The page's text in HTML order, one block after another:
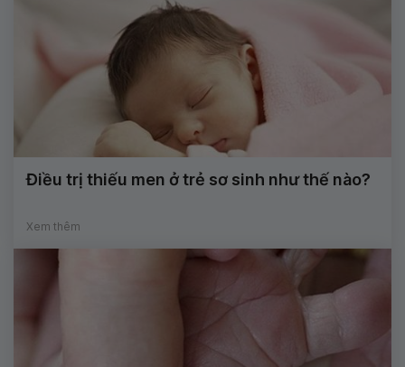
Điều trị thiếu men ở trẻ sơ sinh như thế nào?
Xem thêm